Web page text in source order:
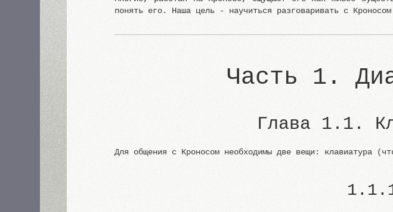
понять его. Наша цель - научиться разговаривать с
Часть 1.
Глава 1.1.
Для общения с Кроносом необходимы две вещи: клавиатура